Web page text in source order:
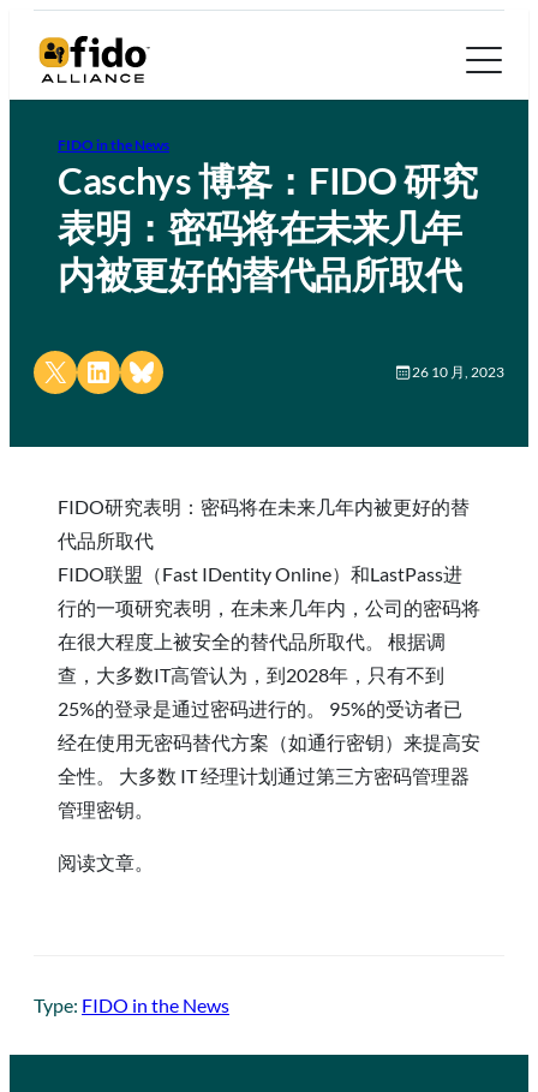
FIDO in the News
Caschys 博客：FIDO 研究
表明：密码将在未来几年
内被更好的替代品所取代
Share on X Share on LinkedIn
Share on Bluesky 26 10 月, 2023
FIDO研究表明：密码将在未来几年内被更好的替
代品所取代
FIDO联盟（Fast IDentity Online）和LastPass进
行的一项研究表明，在未来几年内，公司的密码将
在很大程度上被安全的替代品所取代。 根据调
查，大多数IT高管认为，到2028年，只有不到
25%的登录是通过密码进行的。 95%的受访者已
经在使用无密码替代方案（如通行密钥）来提高安
全性。 大多数 IT 经理计划通过第三方密码管理器
管理密钥。
阅读文章。
Type: FIDO in the News